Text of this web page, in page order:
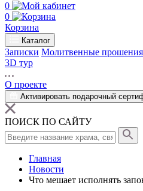
0
0
Корзина
Каталог
Записки Молитвенные прошения
3D тур
О проекте
Активировать подарочный
ПОИСК ПО САЙТУ
Главная
Новости
Что мешает исполнять